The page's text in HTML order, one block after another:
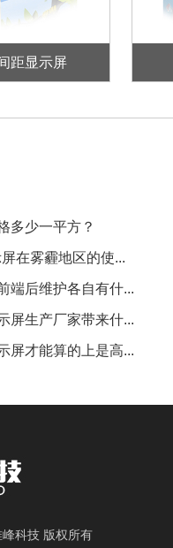
距显示屏
多少一平方？
在雾霾地区的使...
端后维护各自有什...
屏生产厂家带来什...
屏才能算的上是高...
科技 版权所有